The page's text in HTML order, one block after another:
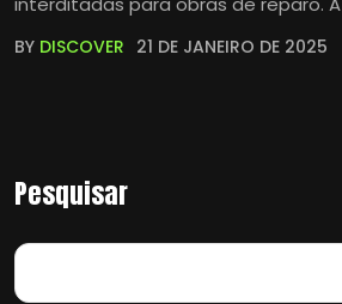
BY DISCOVER 21 DE JANEIRO DE 2025
Pesquisar